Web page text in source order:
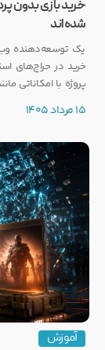
خرید بازی بدون
شده‌اند
خرید در حراج‌های
پروژه با امکاناتی
15 مرداد 1405
آموزش